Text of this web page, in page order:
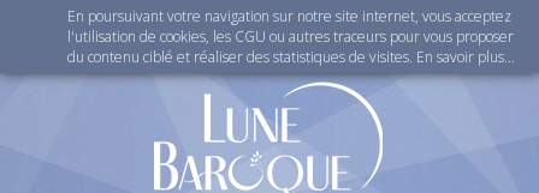
Connexion
En poursuivant votre navigation sur notre site internet, vous acceptez
l'utilisation de cookies, les CGU ou autres traceurs pour vous proposer
du contenu ciblé et réaliser des statistiques de visites. En savoir plus...